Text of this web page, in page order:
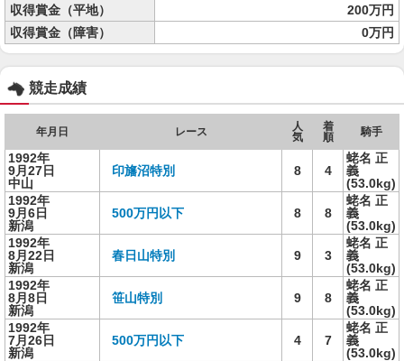
収得賞金（平地）
200万円
収得賞金（障害）
0万円
競走成績
年月日 レース
人
気
着
順
騎手
1992年
9月27日
中山
印旛沼特別 8 4
蛯名 正
義
(53.0kg)
1992年
9月6日
新潟
500万円以下 8 8
蛯名 正
義
(53.0kg)
1992年
8月22日
新潟
春日山特別 9 3
蛯名 正
義
(53.0kg)
1992年
8月8日
新潟
笹山特別 9 8
蛯名 正
義
(53.0kg)
1992年
7月26日
新潟
500万円以下 4 7
蛯名 正
義
(53.0kg)